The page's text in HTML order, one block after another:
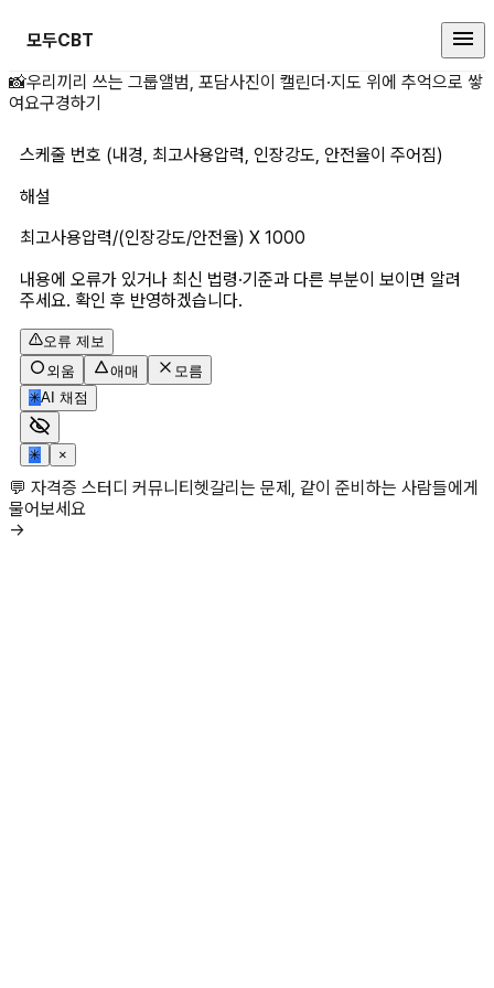
모두CBT
스케줄 번호 (내경, 최고사용압력,
📸우리끼리 쓰는 그룹앨범, 포담사진이 캘린더·지도 위에 추억으로 쌓
여요구경하기
스케줄 번호 (내경, 최고사용압력, 인장강도, 안전율이 주어짐)
해설
최고사용압력/(인장강도/안전율) X 1000
내용에 오류가 있거나 최신 법령·기준과 다른 부분이 보이면 알려
주세요. 확인 후 반영하겠습니다.
오류 제보
외움
애매
모름
✳AI 채점
✳ ×
💬 자격증 스터디 커뮤니티헷갈리는 문제, 같이 준비하는 사람들에게
물어보세요
→